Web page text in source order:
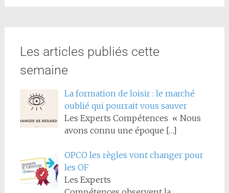
Les articles publiés cette
semaine
La formation de loisir : le marché
oublié qui pourrait vous sauver
Les Experts Compétences « Nous
avons connu une époque […]
OPCO les règles vont changer pour
les OF
Les Experts